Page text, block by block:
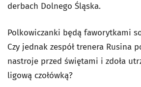
derbach Dolnego Śląska.
Polkowiczanki będą faworytkami
Czy jednak zespół trenera Rusina
nastroje przed świętami i zdoła
ligową czołówką?